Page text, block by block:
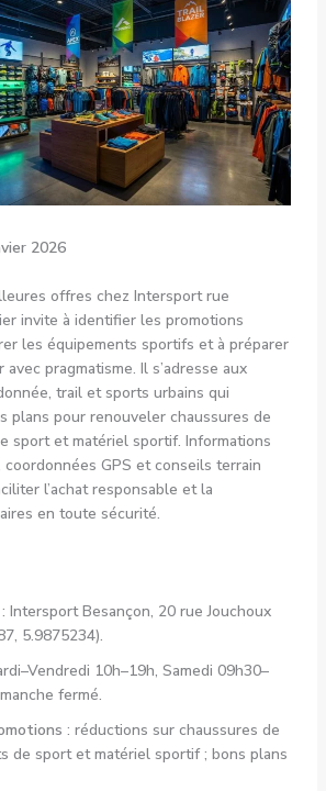
2026
offres chez Intersport rue
invite à identifier les promotions
les équipements sportifs et à préparer
pragmatisme. Il s’adresse aux
trail et sports urbains qui
plans pour renouveler chaussures de
sport et matériel sportif. Informations
coordonnées GPS et conseils terrain
l’achat responsable et la
en toute sécurité.
: Intersport Besançon, 20 rue Jouchoux
5.9875234).
10h–19h, Samedi 09h30–
fermé.
: réductions sur chaussures de
de sport et matériel sportif ; bons plans